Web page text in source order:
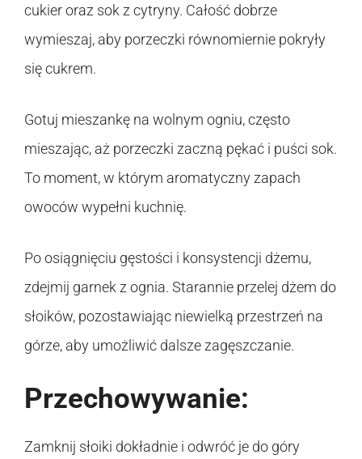
cukier oraz sok z cytryny. Całość dobrze
wymieszaj, aby porzeczki równomiernie pokryły
się cukrem.
Gotuj mieszankę na wolnym ogniu, często
mieszając, aż porzeczki zaczną pękać i puści sok.
To moment, w którym aromatyczny zapach
owoców wypełni kuchnię.
Po osiągnięciu gęstości i konsystencji dżemu,
zdejmij garnek z ognia. Starannie przelej dżem do
słoików, pozostawiając niewielką przestrzeń na
górze, aby umożliwić dalsze zagęszczanie.
Przechowywanie:
Zamknij słoiki dokładnie i odwróć je do góry